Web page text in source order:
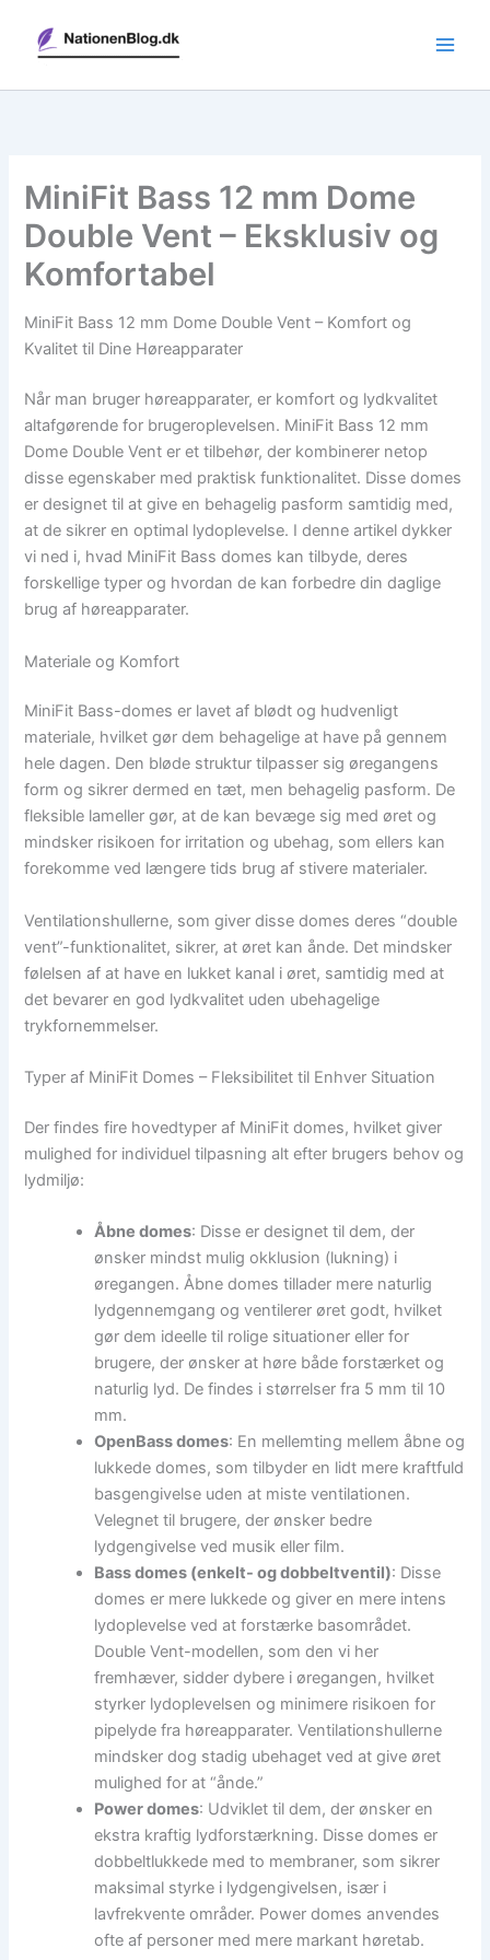
indholdet
MiniFit Bass 12 mm Dome
Double Vent – Eksklusiv og
Komfortabel
MiniFit Bass 12 mm Dome Double Vent – Komfort og
Kvalitet til Dine Høreapparater
Når man bruger høreapparater, er komfort og lydkvalitet
altafgørende for brugeroplevelsen. MiniFit Bass 12 mm
Dome Double Vent er et tilbehør, der kombinerer netop
disse egenskaber med praktisk funktionalitet. Disse domes
er designet til at give en behagelig pasform samtidig med,
at de sikrer en optimal lydoplevelse. I denne artikel dykker
vi ned i, hvad MiniFit Bass domes kan tilbyde, deres
forskellige typer og hvordan de kan forbedre din daglige
brug af høreapparater.
Materiale og Komfort
MiniFit Bass-domes er lavet af blødt og hudvenligt
materiale, hvilket gør dem behagelige at have på gennem
hele dagen. Den bløde struktur tilpasser sig øregangens
form og sikrer dermed en tæt, men behagelig pasform. De
fleksible lameller gør, at de kan bevæge sig med øret og
mindsker risikoen for irritation og ubehag, som ellers kan
forekomme ved længere tids brug af stivere materialer.
Ventilationshullerne, som giver disse domes deres “double
vent”-funktionalitet, sikrer, at øret kan ånde. Det mindsker
følelsen af at have en lukket kanal i øret, samtidig med at
det bevarer en god lydkvalitet uden ubehagelige
trykfornemmelser.
Typer af MiniFit Domes – Fleksibilitet til Enhver Situation
Der findes fire hovedtyper af MiniFit domes, hvilket giver
mulighed for individuel tilpasning alt efter brugers behov og
lydmiljø:
Åbne domes: Disse er designet til dem, der
ønsker mindst mulig okklusion (lukning) i
øregangen. Åbne domes tillader mere naturlig
lydgennemgang og ventilerer øret godt, hvilket
gør dem ideelle til rolige situationer eller for
brugere, der ønsker at høre både forstærket og
naturlig lyd. De findes i størrelser fra 5 mm til 10
mm.
OpenBass domes: En mellemting mellem åbne og
lukkede domes, som tilbyder en lidt mere kraftfuld
basgengivelse uden at miste ventilationen.
Velegnet til brugere, der ønsker bedre
lydgengivelse ved musik eller film.
Bass domes (enkelt- og dobbeltventil): Disse
domes er mere lukkede og giver en mere intens
lydoplevelse ved at forstærke basområdet.
Double Vent-modellen, som den vi her
fremhæver, sidder dybere i øregangen, hvilket
styrker lydoplevelsen og minimere risikoen for
pipelyde fra høreapparater. Ventilationshullerne
mindsker dog stadig ubehaget ved at give øret
mulighed for at “ånde.”
Power domes: Udviklet til dem, der ønsker en
ekstra kraftig lydforstærkning. Disse domes er
dobbeltlukkede med to membraner, som sikrer
maksimal styrke i lydgengivelsen, især i
lavfrekvente områder. Power domes anvendes
ofte af personer med mere markant høretab.